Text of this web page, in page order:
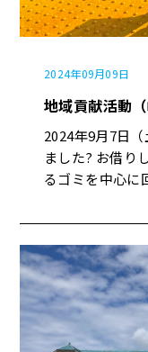
2024年09月09日
地域貢献活動（
2024年9月7日
ました?️ お借りしている駐車場と、歩道に落ちてい
るゴミを中心に回収しま
月も活動を続け